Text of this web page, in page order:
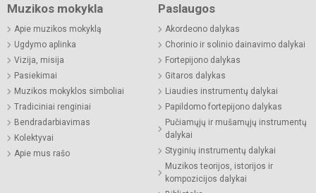
Muzikos mokykla
Apie muzikos mokyklą
Ugdymo aplinka
Vizija, misija
Pasiekimai
Muzikos mokyklos simboliai
Tradiciniai renginiai
Bendradarbiavimas
Kolektyvai
Apie mus rašo
Paslaugos
Akordeono dalykas
Chorinio ir solinio dainavimo dalykai
Fortepijono dalykas
Gitaros dalykas
Liaudies instrumentų dalykai
Papildomo fortepijono dalykas
Pučiamųjų ir mušamųjų instrumentų
dalykai
Styginių instrumentų dalykai
Muzikos teorijos, istorijos ir
kompozicijos dalykai